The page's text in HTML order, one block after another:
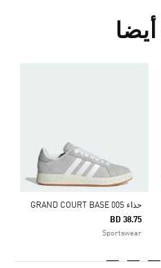
حذاء GRAND COURT BASE 00S
BD 38.75
Sportswear